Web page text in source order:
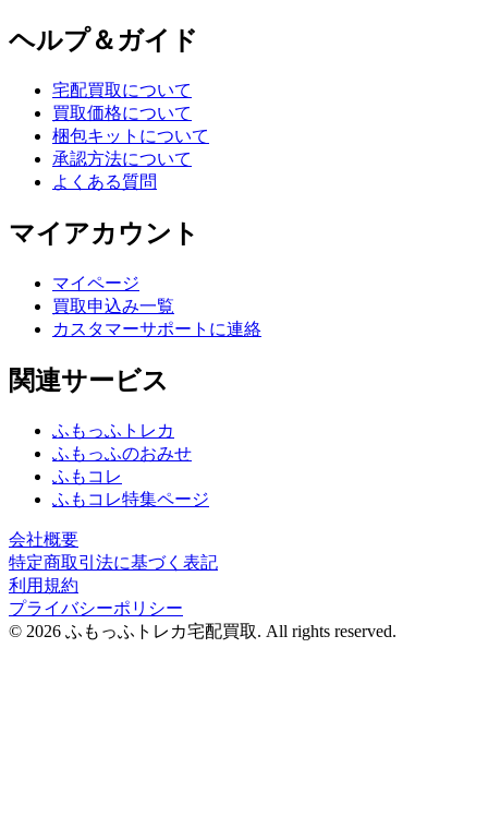
ヘルプ＆ガイド
宅配買取について
買取価格について
梱包キットについて
承認方法について
よくある質問
マイアカウント
マイページ
買取申込み一覧
カスタマーサポートに連絡
関連サービス
ふもっふトレカ
ふもっふのおみせ
ふもコレ
ふもコレ特集ページ
会社概要
特定商取引法に基づく表記
利用規約
プライバシーポリシー
© 2026 ふもっふトレカ宅配買取. All rights reserved.